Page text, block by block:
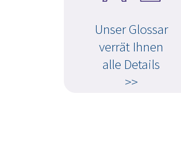
Unser Glossar
verrät Ihnen
alle Details
>>